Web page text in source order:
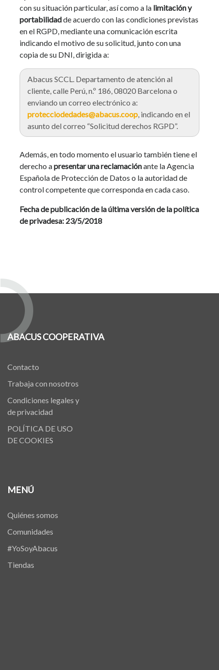
con su situación particular, así como a la limitación y
portabilidadde acuerdo con las condiciones previstas
en el RGPD, mediante una comunicación escrita
indicando el motivo de su solicitud, junto con una
copia de su DNI, dirigida a:
Abacus SCCL. Departamento de atención al
cliente, calle Perú, n.º 186, 08020 Barcelona o
enviando un correo electrónico a:
protecciodedades@abacus.coop, indicando en el
asunto del correo “Solicitud derechos RGPD”.
Además, en todo momento el usuario también tiene el
derecho apresentar una reclamaciónante la Agencia
Española de Protección de Datos o la autoridad de
control competente que corresponda en cada caso.
Fecha de publicación de la última versión de la política
de privadesa: 23/5/2018
ABACUS COOPERATIVA
Contacto
Trabaja con nosotros
Condiciones legales y
de privacidad
POLÍTICA DE USO
DE COOKIES
MENÚ
Quiénes somos
Comunidades
#YoSoyAbacus
Tiendas